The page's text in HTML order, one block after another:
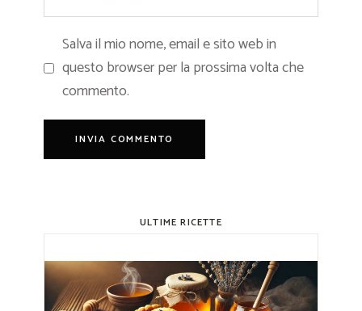
Salva il mio nome, email e sito web in
questo browser per la prossima volta che
commento.
ULTIME RICETTE